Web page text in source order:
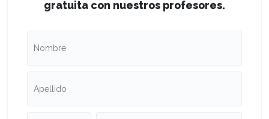
gratuita con nuestros profesores.